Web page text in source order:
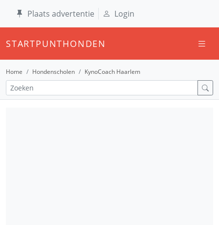
Plaats advertentie Login
STARTPUNTHONDEN
Home Hondenscholen KynoCoach Haarlem